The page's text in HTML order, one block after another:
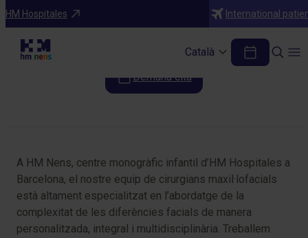
HM Hospitales International
Català
Especialitats
Cirurgia maxil·lofacial pediàtrica
Demana cita
A HM Nens, centre monogràfic infantil d’HM Hospitales a
Barcelona, el nostre equip de cirurgians maxil·lofacials
està altament especialitzat en l’abordatge de la
complexitat de les diferències facials de manera
personalitzada, integral i multidisciplinària. Treballem